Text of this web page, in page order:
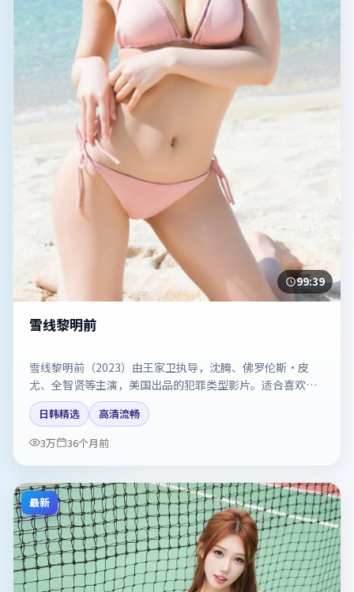
99:39
雪线黎明前
雪线黎明前（2023）由王家卫执导，沈腾、佛罗伦斯·皮
尤、全智贤等主演，美国出品的犯罪类型影片。适合喜欢强
情节与反转的观众。剧情简介与主创信息可供检索参考，上
映日期以片方资料为准。
日韩精选
高清流畅
3万
36个月前
最新